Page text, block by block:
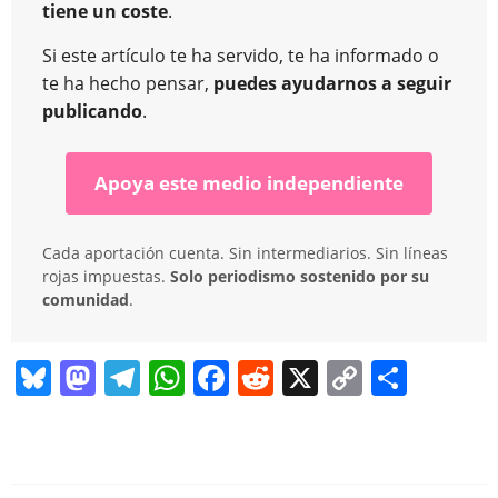
tiene un coste.
Si este artículo te ha servido, te ha informado o
te ha hecho pensar, puedes ayudarnos a seguir
publicando.
Apoya este medio independiente
Cada aportación cuenta. Sin intermediarios. Sin líneas
rojas impuestas. Solo periodismo sostenido por su
comunidad.
Bl M T W F R X C